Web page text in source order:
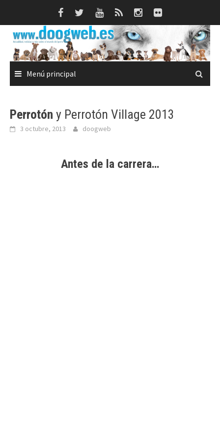
Menú principal
Perrotón y Perrotón Village 2013
3 octubre, 2013 doogweb
Antes de la carrera…